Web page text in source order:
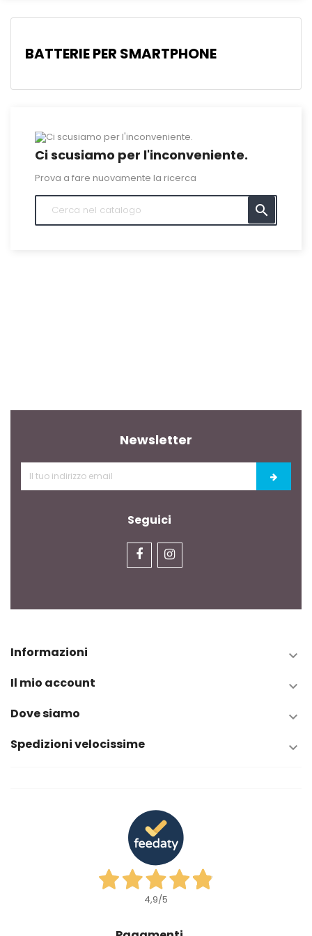
BATTERIE PER SMARTPHONE
Ci scusiamo per l'inconveniente.
Prova a fare nuovamente la ricerca

Newsletter
Seguici
Informazioni 
Il mio account 
Dove siamo 
Spedizioni velocissime 
4,9/5